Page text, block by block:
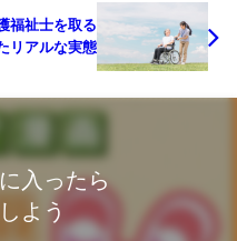
福祉士を取る
リアルな実態
入ったら
よう